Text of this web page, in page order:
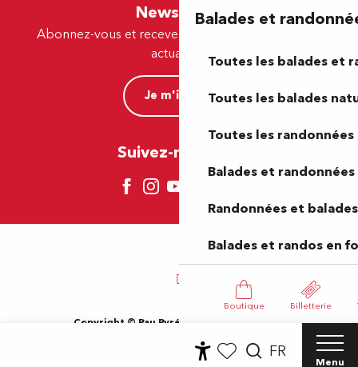
Menu
Balades et
Toutes les balades et
Toutes les balades
Toutes les randonnées
Balades et
Randonnées et
Balades et randos en
Boutique Billetterie
FR
Newsletter
Abonnez-vous et recevez par e-mail nos offres et
actualités.
Je m'inscris
Suivez-nous ici !
Copyright © Pau Pyrénées Tourisme 2024
Gestion des cookies
Accessibilité du site : Non-conforme